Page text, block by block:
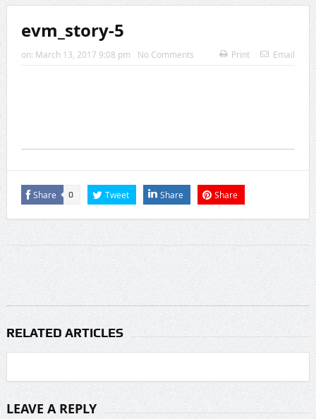
evm_story-5
on: March 13, 2017 9:08 pm No Comments Print Email
Share 0 Tweet Share Share
RELATED ARTICLES
LEAVE A REPLY